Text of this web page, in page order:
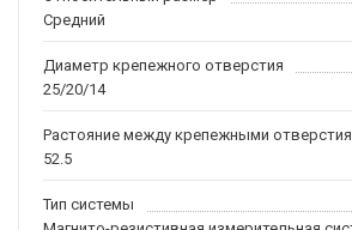
Средний
Диаметр крепежного отверстия
25/20/14
Растояние между крепежными
52.5
Тип системы